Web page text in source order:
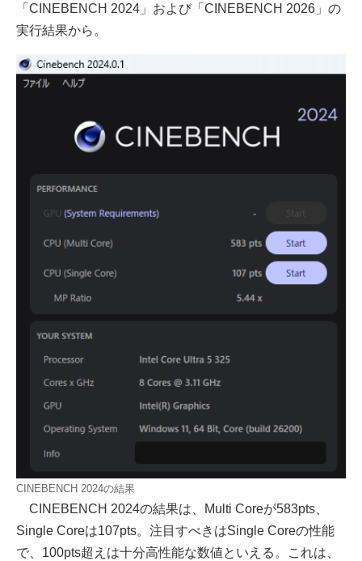
「CINEBENCH 2024」および「CINEBENCH 2026」の
実行結果から。
CINEBENCH 2024の結果
CINEBENCH 2024の結果は、Multi Coreが583pts、
Single Coreは107pts。注目すべきはSingle Coreの性能
で、100pts超えは十分高性能な数値といえる。これは、